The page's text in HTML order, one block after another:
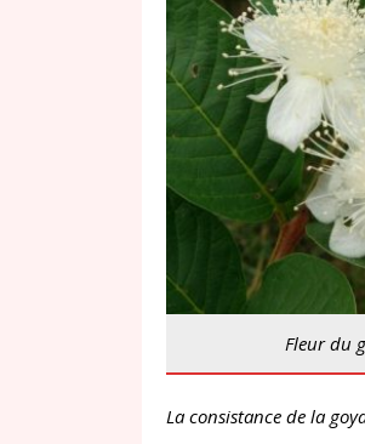
Fleur du
La consistance de la